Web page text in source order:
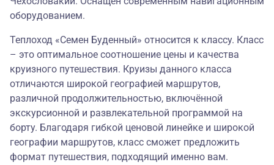
оборудованием.
Теплоход «Семен Буденный» относится к классу. Класс
– это оптимальное соотношение цены и качества
круизного путешествия. Круизы данного класса
отличаются широкой географией маршрутов,
различной продолжительностью, включённой
экскурсионной и развлекательной программой на
борту. Благодаря гибкой ценовой линейке и широкой
географии маршрутов, класс сможет предложить
формат путешествия, подходящий именно вам.